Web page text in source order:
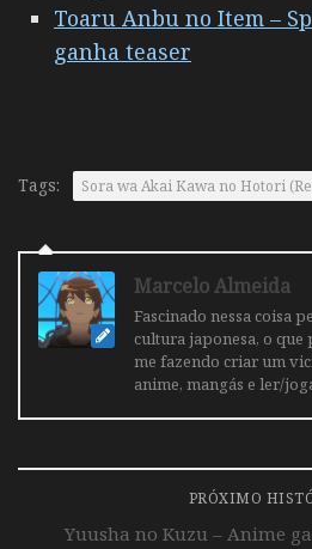
Toaru Anbu no Item –
ganha teaser
Tags: Sora wa Akai Kawa no Hotori
Marcelo Almeida
Fascinado nessa coisa
cultura japonesa, o que
me fazendo criar um
anime, mangás e ler/
PRÓXIMO
Yuusha no Kuzu – Anime